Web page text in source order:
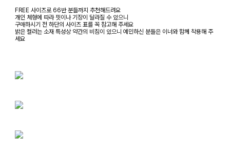
FREE 사이즈로 66반 분들까지 추천해드려요
개인 체형에 따라 핏이나 기장이 달라질 수 있으니
구매하시기 전 하단의 사이즈 표를 꼭 참고해 주세요
밝은 컬러는 소재 특성상 약간의 비침이 있으니 예민하신 분들은 이너와 함께 착용해 주
세요